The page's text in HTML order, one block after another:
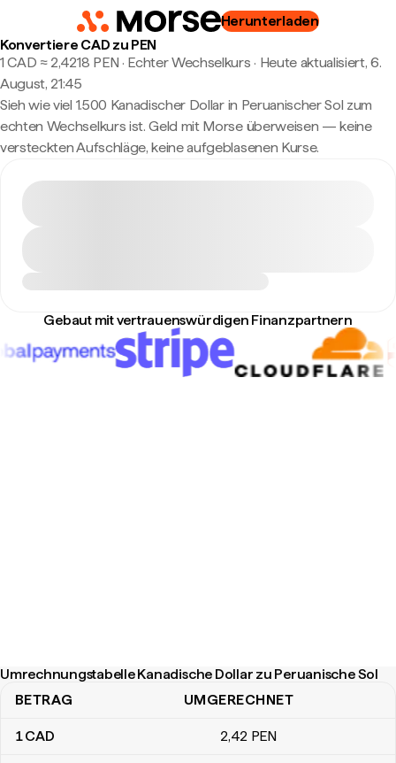
Herunterladen
Konvertiere CAD zu PEN
1 CAD ≈ 2,4218 PEN · Echter Wechselkurs · Heute aktualisiert, 6.
August, 21:45
Sieh wie viel 1.500 Kanadischer Dollar in Peruanischer Sol zum
echten Wechselkurs ist. Geld mit Morse überweisen — keine
versteckten Aufschläge, keine aufgeblasenen Kurse.
Gebaut mit vertrauenswürdigen Finanzpartnern
Umrechnungstabelle Kanadische Dollar zu Peruanische Sol
Umrechnungstabelle Kanadische Dollar zu Peruanische Sol
BETRAG UMGERECHNET
1CAD 2,42 PEN